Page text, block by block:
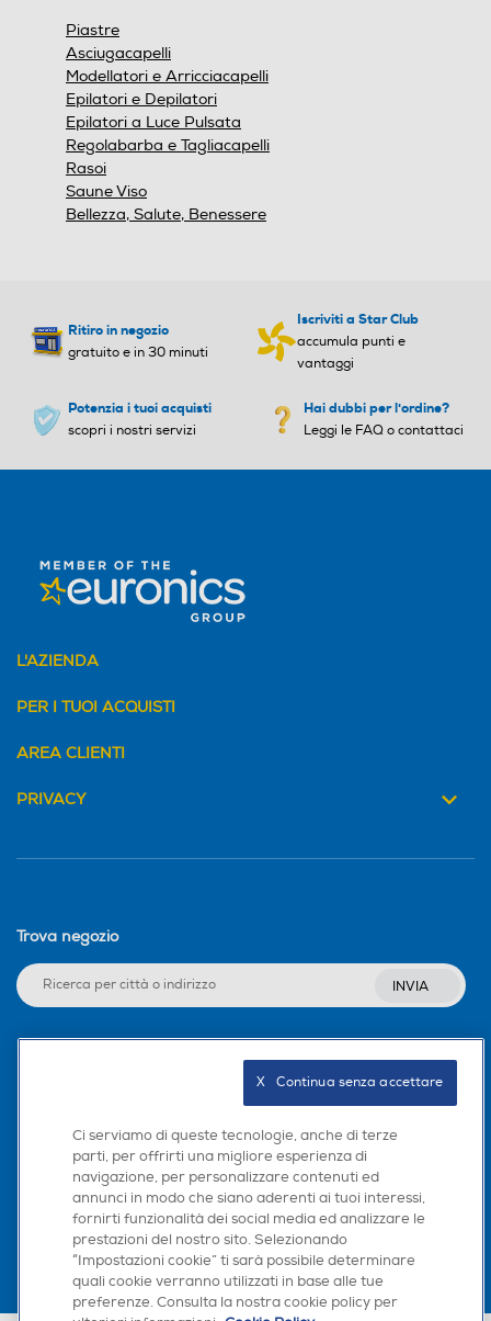
Piastre
Asciugacapelli
Modellatori e Arricciacapelli
Epilatori e Depilatori
Epilatori a Luce Pulsata
Regolabarba e Tagliacapelli
Rasoi
Saune Viso
Bellezza, Salute, Benessere
Ritiro in negozio
gratuito e in 30 minuti
Iscriviti a Star Club
accumula punti e
vantaggi
Potenzia i tuoi acquisti
scopri i nostri servizi
Hai dubbi per l'ordine?
Leggi le FAQ o contattaci
L'AZIENDA
PER I TUOI ACQUISTI
AREA CLIENTI
PRIVACY
Trova negozio
INVIA
Scarica la nostra app
Ci serviamo di queste tecnologie, anche di terze
parti, per offrirti una migliore esperienza di
navigazione, per personalizzare contenuti ed
annunci in modo che siano aderenti ai tuoi interessi,
fornirti funzionalità dei social media ed analizzare le
prestazioni del nostro sito. Selezionando
“Impostazioni cookie” ti sarà possibile determinare
quali cookie verranno utilizzati in base alle tue
preferenze. Consulta la nostra cookie policy per
X   Continua senza accettare